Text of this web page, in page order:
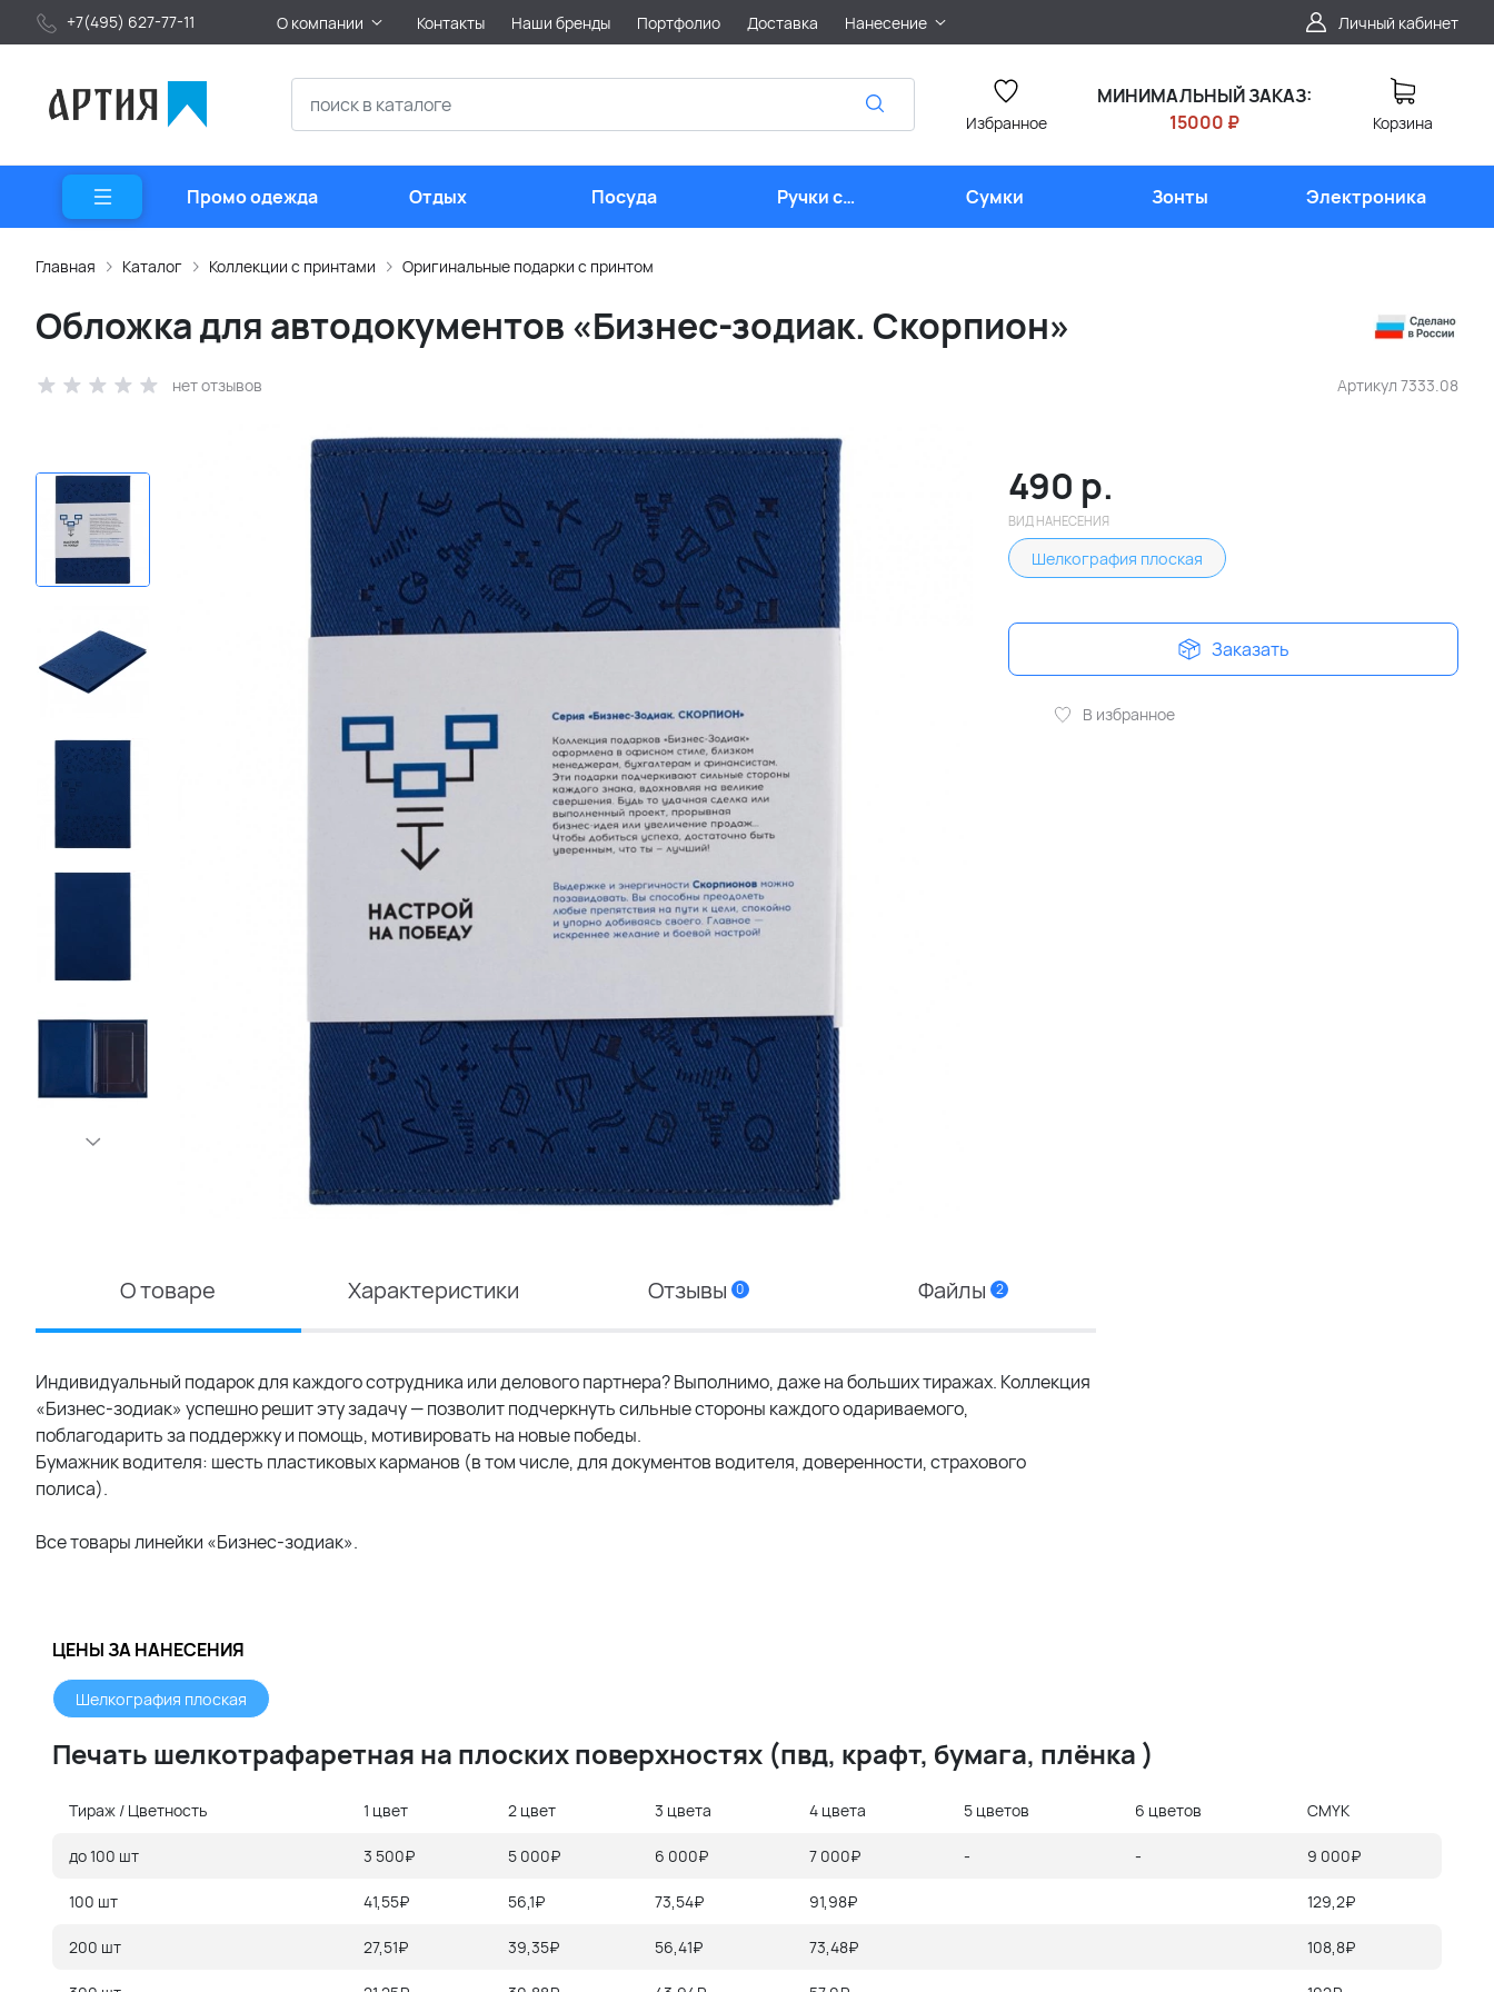
+7(495) 627-77-11 О компании Контакты Наши бренды Портфолио Доставка Нанесение Личный кабинет
Избранное
МИНИМАЛЬНЫЙ ЗАКАЗ:
15000 ₽
Корзина
Промо одежда Отдых Посуда
Ручки с
логотипом
Сумки Зонты Электроника
Главная Каталог Коллекции с принтами Оригинальные подарки с принтом
Артикул 7333.08
Обложка для автодокументов «Бизнес-зодиак. Скорпион»
нет отзывов
490 р.
ВИД НАНЕСЕНИЯ
Шелкография плоская
Заказать
В избранное
О товаре Характеристики Отзывы 0 Файлы 2
Индивидуальный подарок для каждого сотрудника или делового партнера? Выполнимо, даже на больших тиражах. Коллекция
«Бизнес-зодиак» успешно решит эту задачу — позволит подчеркнуть сильные стороны каждого одариваемого,
поблагодарить за поддержку и помощь, мотивировать на новые победы.
Бумажник водителя: шесть пластиковых карманов (в том числе, для документов водителя, доверенности, страхового
полиса).
Все товары линейки «Бизнес-зодиак».
ЦЕНЫ ЗА НАНЕСЕНИЯ
Шелкография плоская
Печать шелкотрафаретная на плоских поверхностях (пвд, крафт, бумага, плёнка )
Тираж / Цветность 1 цвет 2 цвет 3 цвета 4 цвета 5 цветов 6 цветов CMYK
до 100 шт 3 500₽ 5 000₽ 6 000₽ 7 000₽ - - 9 000₽
100 шт 41,55₽ 56,1₽ 73,54₽ 91,98₽ 129,2₽
200 шт 27,51₽ 39,35₽ 56,41₽ 73,48₽ 108,8₽